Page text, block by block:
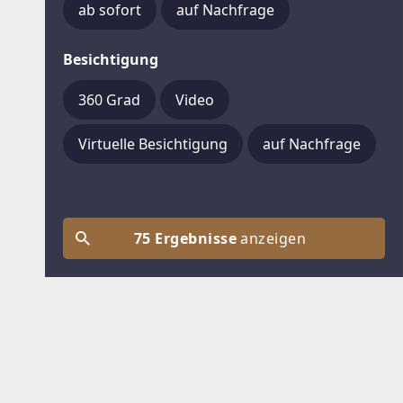
ab sofort auf Nachfrage
Besichtigung
360 Grad Video
Virtuelle Besichtigung auf Nachfrage
75 Ergebnisseanzeigen